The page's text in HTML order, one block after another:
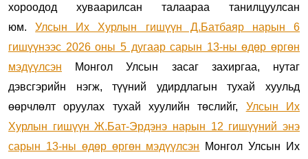
хороодод хуваарилсан талаараа танилцуулсан
юм.Улсын Их Хурлын гишүүн Д.Батбаяр нарын 6
гишүүнээс 2026 оны 5 дугаар сарын 13-ны өдөр өргөн
мэдүүлсэн Монгол Улсын засаг захиргаа, нутаг
дэвсгэрийн нэгж, түүний удирдлагын тухай хуульд
өөрчлөлт оруулах тухай хуулийн төслийг, Улсын Их
Хурлын гишүүн Ж.Бат-Эрдэнэ нарын 12 гишүүний энэ
сарын 13-ны өдөр өргөн мэдүүлсэн Монгол Улсын Их